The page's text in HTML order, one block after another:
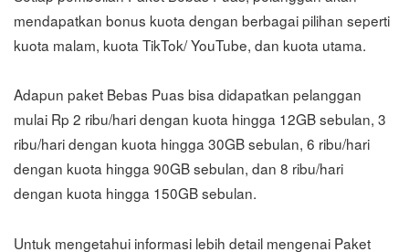
mendapatkan bonus kuota dengan berbagai pilihan seperti
kuota malam, kuota TikTok/ YouTube, dan kuota utama.
Adapun paket Bebas Puas bisa didapatkan pelanggan
mulai Rp 2 ribu/hari dengan kuota hingga 12GB sebulan, 3
ribu/hari dengan kuota hingga 30GB sebulan, 6 ribu/hari
dengan kuota hingga 90GB sebulan, dan 8 ribu/hari
dengan kuota hingga 150GB sebulan.
Untuk mengetahui informasi lebih detail mengenai Paket